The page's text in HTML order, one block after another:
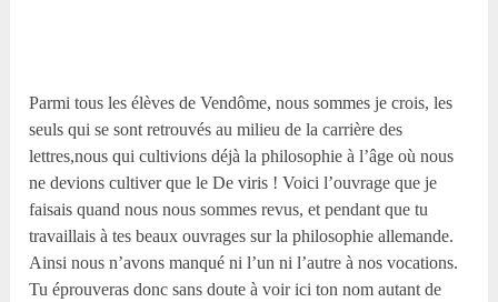
Parmi tous les élèves de Vendôme, nous sommes je crois, les
seuls qui se sont retrouvés au milieu de la carrière des
lettres,nous qui cultivions déjà la philosophie à l’âge où nous
ne devions cultiver que le De viris ! Voici l’ouvrage que je
faisais quand nous nous sommes revus, et pendant que tu
travaillais à tes beaux ouvrages sur la philosophie allemande.
Ainsi nous n’avons manqué ni l’un ni l’autre à nos vocations.
Tu éprouveras donc sans doute à voir ici ton nom autant de